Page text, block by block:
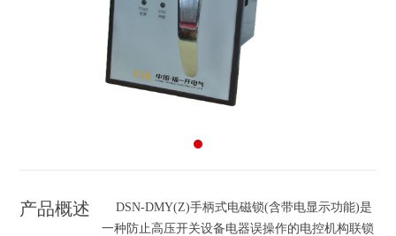
产品概述
DSN-DMY(Z)手柄式电磁锁(含带电显示功能)是
一种防止高压开关设备电器误操作的电控机构联锁